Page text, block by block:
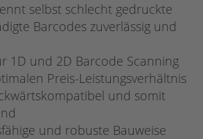
selbst schlecht gedruckte
Barcodes zuverlässig und
1D und 2D Barcode Scanning
Preis-Leistungsverhältnis
und somit
und robuste Bauweise